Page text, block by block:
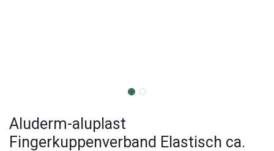
Aluderm-aluplast
Fingerkuppenverband Elastisch ca.